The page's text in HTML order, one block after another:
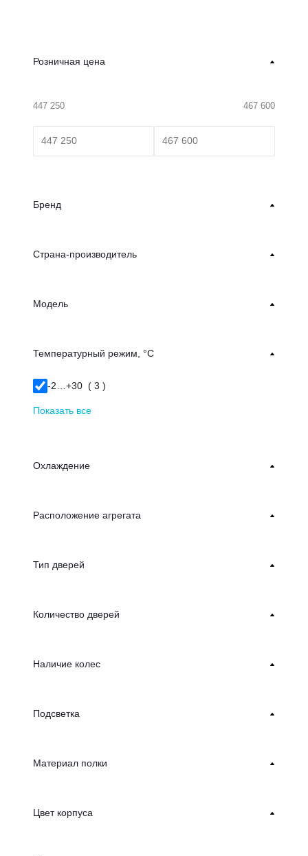
Розничная цена
447 250 467 600
Бренд
Страна-производитель
Модель
Температурный режим, °С
-2…+30 ( 3 )
Показать все
Охлаждение
Расположение агрегата
Тип дверей
Количество дверей
Наличие колес
Подсветка
Материал полки
Цвет корпуса